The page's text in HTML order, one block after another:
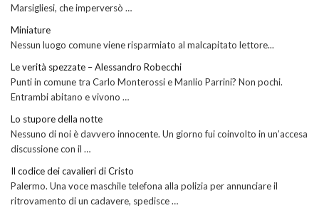
Marsigliesi, che imperversò …
Miniature
Nessun luogo comune viene risparmiato al malcapitato lettore...
Le verità spezzate – Alessandro Robecchi
Punti in comune tra Carlo Monterossi e Manlio Parrini? Non pochi.
Entrambi abitano e vivono …
Lo stupore della notte
Nessuno di noi è davvero innocente. Un giorno fui coinvolto in un’accesa
discussione con il …
Il codice dei cavalieri di Cristo
Palermo. Una voce maschile telefona alla polizia per annunciare il
ritrovamento di un cadavere, spedisce …